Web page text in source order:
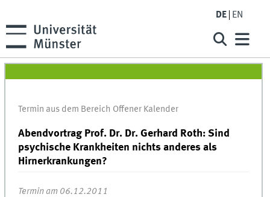
DE EN
Termin aus dem Bereich Offener Kalender
Abendvortrag Prof. Dr. Dr. Gerhard Roth: Sind
psychische Krankheiten nichts anderes als
Hirnerkrankungen?
Termin am 06.12.2011